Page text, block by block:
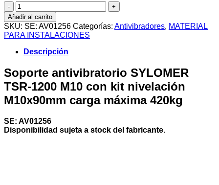
Soporte
antivibratorio
SYLOMER
TSR-
1200
M10
con
nivelación
M10x90mm
carga
máxima
cantidad
Añadir al carrito
SKU: SE: AV01256 Categorías: Antivibradores, MATERIAL
PARA INSTALACIONES
Descripción
Soporte antivibratorio SYLOMER
TSR-1200 M10 con kit nivelación
M10x90mm carga máxima 420kg
SE: AV01256
Disponibilidad sujeta a stock del fabricante.